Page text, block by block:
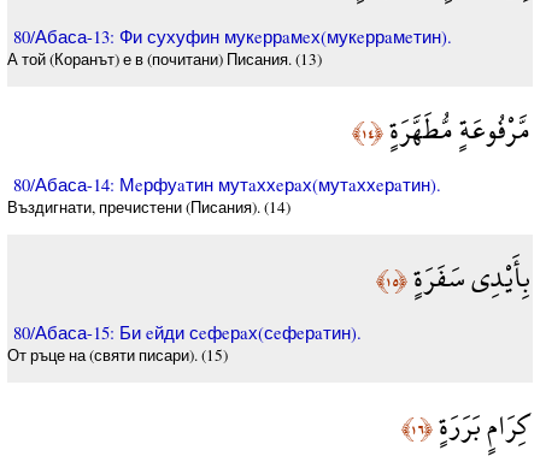
80/Абаса-13: Фи сухуфин мукeррaмeх(мукeррaмeтин).
А той (Коранът) е в (почитани) Писания. (13)
مَّرْفُوعَةٍ مُّطَهَّرَةٍ﴿١٤﴾
80/Абаса-14: Мeрфуaтин мутaххeрaх(мутaххeрaтин).
Въздигнати, пречистени (Писания). (14)
بِأَيْدِي سَفَرَةٍ﴿١٥﴾
80/Абаса-15: Би eйди сeфeрaх(сeфeрaтин).
От ръце на (святи писари). (15)
كِرَامٍ بَرَرَةٍ﴿١٦﴾